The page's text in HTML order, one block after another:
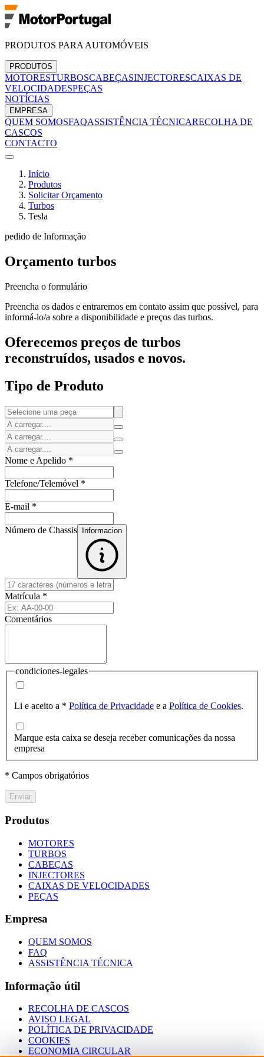
PRODUTOS PARA AUTOMÓVEIS
PRODUTOS
MOTORESTURBOSCABEÇASINJECTORESCAIXAS DE
VELOCIDADESPEÇAS
NOTÍCIAS
EMPRESA
QUEM SOMOSFAQASSISTÊNCIA TÉCNICARECOLHA DE
CASCOS
CONTACTO
Início
Produtos
Solicitar Orçamento
Turbos
Tesla
pedido de Informação
Orçamento turbos
Preencha o formulário
Preencha os dados e entraremos em contato assim que possível, para
informá-lo/a sobre a disponibilidade e preços das turbos.
Oferecemos preços de turbos
reconstruídos, usados e novos.
Tipo de Produto
Nome e Apelido *
Telefone/Telemóvel *
E-mail *
Número de Chassis Informacion
Matrícula *
Comentários
condiciones-legales
Li e aceito a * Política de Privacidade e a Política de Cookies.
Marque esta caixa se deseja receber comunicações da nossa
empresa
* Campos obrigatórios
Enviar
Produtos
MOTORES
TURBOS
CABEÇAS
INJECTORES
CAIXAS DE VELOCIDADES
PEÇAS
Empresa
QUEM SOMOS
FAQ
ASSISTÊNCIA TÉCNICA
Informação útil
RECOLHA DE CASCOS
AVISO LEGAL
POLÍTICA DE PRIVACIDADE
COOKIES
ECONOMIA CIRCULAR